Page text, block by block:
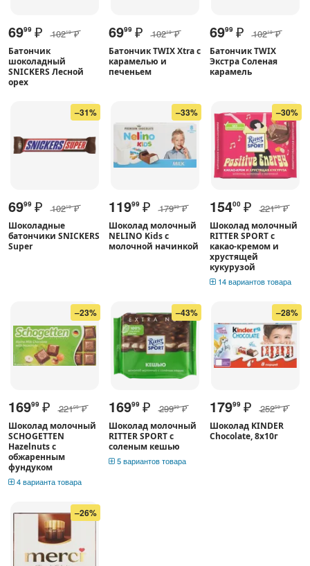
6999 ₽ 10219 ₽
Батончик
шоколадный
SNICKERS Лесной
орех
6999 ₽ 10219 ₽
Батончик TWIX Xtra с
карамелью и
печеньем
6999 ₽ 10219 ₽
Батончик TWIX
Экстра Соленая
карамель
–31%
6999 ₽ 10219 ₽
Шоколадные
батончики SNICKERS
Super
–33%
11999 ₽ 17999 ₽
Шоколад молочный
NELINO Kids с
молочной начинкой
–30%
15400 ₽ 22105 ₽
Шоколад молочный
RITTER SPORT с
какао-кремом и
хрустящей
кукурузой
14 вариантов товара
–23%
16999 ₽ 22105 ₽
Шоколад молочный
SCHOGETTEN
Hazelnuts с
обжаренным
фундуком
4 варианта товара
–43%
16999 ₽ 29999 ₽
Шоколад молочный
RITTER SPORT с
соленым кешью
5 вариантов товара
–28%
17999 ₽ 25259 ₽
Шоколад KINDER
Chocolate, 8х10г
–26%